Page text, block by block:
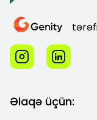
Əlaqə üçün: